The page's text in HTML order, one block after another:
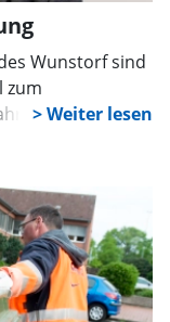
Wunstorf sind
zum
zu wählen. Die
Liethe statt.